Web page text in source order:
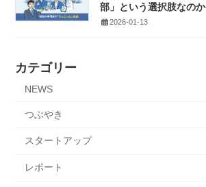
部」という選択肢なのか
2026-01-13
カテゴリー
NEWS
つぶやき
スタートアップ
レポート